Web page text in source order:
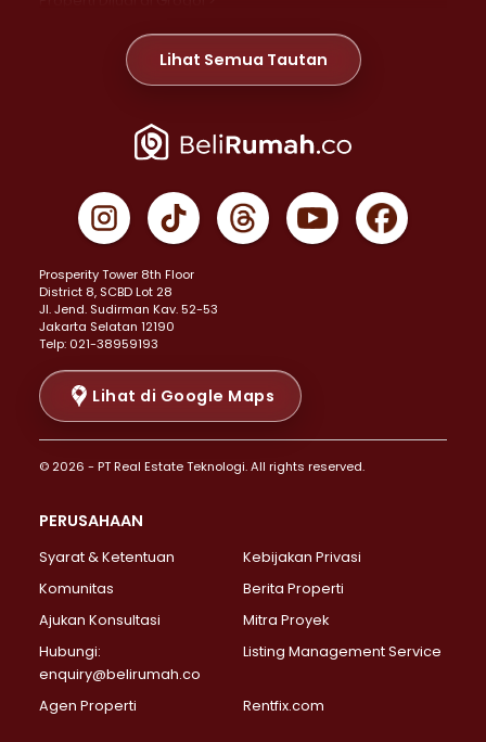
Properti Dijual di Meruya >
Properti Dijual di Jelambar >
Properti Dijual di Jakarta Pusat >
Properti Dijual di Gambir >
Properti Dijual di Johar Baru >
Properti Dijual di Menteng >
Properti Dijual di Senen >
Properti Dijual di Tanah Abang >
Properti Dijual di Cikini >
Properti Dijual di Kramat >
Properti Dijual di Pasar Baru >
Properti Dijual di Bendungan Hilir >
Properti Dijual di Jakarta Selatan >
Properti Dijual di Lebak Bulus >
Properti Dijual di Gandaria Selatan >
Properti Dijual di Pondok Labu >
Properti Dijual di Lenteng Agung >
Properti Dijual di Senayan >
Properti Dijual di Pondok Pinang >
Lihat Semua Tautan
Prosperity Tower 8th Floor
District 8, SCBD Lot 28
JI. Jend. Sudirman Kav. 52-53
Jakarta Selatan 12190
Telp: 021-38959193
Lihat di Google Maps
© 2026 - PT Real Estate Teknologi. All rights reserved.
PERUSAHAAN
Syarat & Ketentuan
Kebijakan Privasi
Komunitas
Berita Properti
Ajukan Konsultasi
Mitra Proyek
Hubungi:
enquiry@belirumah.co
Listing Management Service
Agen Properti Rentfix.com